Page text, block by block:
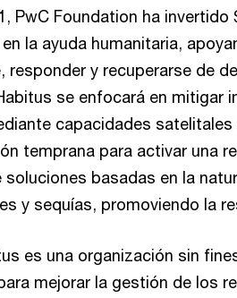
PwC Foundation ha
la ayuda humanitaria,
responder y recuperarse de
se enfocará en
capacidades
temprana para activar una
soluciones basadas en la
y sequías, promoviendo la
es una organización sin
mejorar la gestión de los